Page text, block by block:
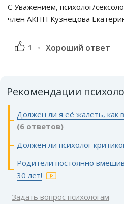
С Уважением, психолог/
член АКПП Кузнецова
1 Хороший ответ
Рекомендации
Должен ли я её жалеть, как
(6 ответов)
Должен ли психолог
Родители постоянно
30 лет!
Задать вопрос психологам